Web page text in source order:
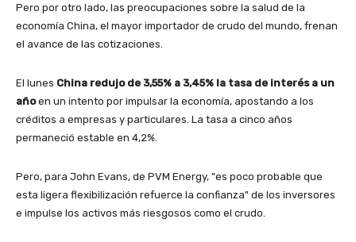
Pero por otro lado, las preocupaciones sobre la salud de la
economía China, el mayor importador de crudo del mundo, frenan
el avance de las cotizaciones.
El lunes China redujo de 3,55% a 3,45% la tasa de interés a un
añoen un intento por impulsar la economía, apostando a los
créditos a empresas y particulares. La tasa a cinco años
permaneció estable en 4,2%.
Pero, para John Evans, de PVM Energy, "es poco probable que
esta ligera flexibilización refuerce la confianza" de los inversores
e impulse los activos más riesgosos como el crudo.